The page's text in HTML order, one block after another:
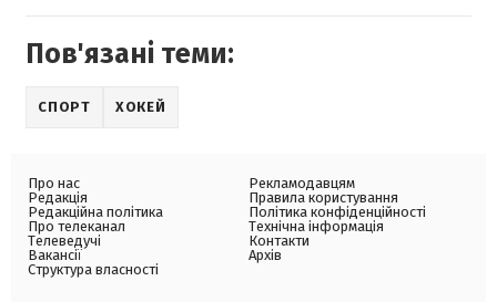
Пов'язані теми:
СПОРТ ХОКЕЙ
Про нас
Редакція
Редакційна політика
Про телеканал
Телеведучі
Вакансії
Структура власності
Рекламодавцям
Правила користування
Політика конфіденційності
Технічна інформація
Контакти
Архів